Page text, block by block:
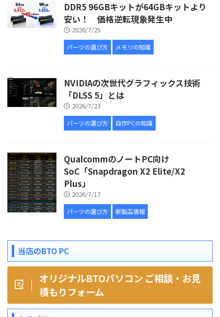
DDR5 96GBキットが64GBキットより
安い！ 価格逆転現象発生中
2026/7/25
パーツの選び方 メモリの知識
NVIDIAの次世代グラフィックス技術
「DLSS 5」とは
2026/7/23
パーツの選び方 自作PCの知識
QualcommのノートPC向け
SoC「Snapdragon X2 Elite/X2
Plus」
2026/7/17
パーツの選び方 新製品情報
当店のBTO PC
オリジナルBTOパソコン ご相談・お見
積もりフォーム